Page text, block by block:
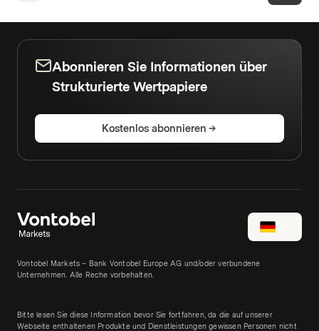
Abonnieren Sie Informationen über
Strukturierte Wertpapiere
Kostenlos abonnieren
Vontobel Markets – Bank Vontobel Europe AG und/oder verbundene
Unternehmen. Alle Reche vorbehalten.
Bitte lesen Sie diese Information bevor Sie fortfahren, da die auf unserer
Webseite enthaltenen Produkte und Dienstleistungen gewissen Personen nicht